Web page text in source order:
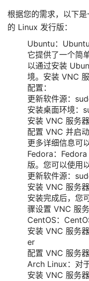
根据您的需求，以下
的 Linux 发行版：
Ubuntu：
它提供了一个简
以通过安装
境。安装 VNC
配置：
更新软件源：
安装桌面环境
安装 VNC 服务
配置 VNC 并启
更多详细信息可
Fedora：
版。您可以使用
更新软件源：
安装 VNC 服务
安装完成后，您
骤设置 VNC 服务
CentOS：
安装 VNC 服务
er
配置 VNC 服务
Arch Linux：对
安装 VNC 服务器